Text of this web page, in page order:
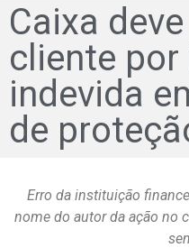
Caixa
cliente
indevida
de
Erro da instituição
nome do autor da ação no